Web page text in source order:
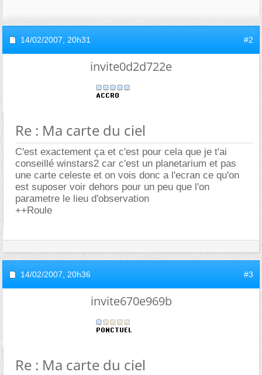
14/02/2007, 20h31 #2
invite0d2d722e
Re : Ma carte du ciel
C'est exactement ça et c'est pour cela que je t'ai
conseillé winstars2 car c'est un planetarium et pas
une carte celeste et on vois donc a l'ecran ce qu'on
est suposer voir dehors pour un peu que l'on
parametre le lieu d'observation
++Roule
14/02/2007, 20h36 #3
invite670e969b
Re : Ma carte du ciel